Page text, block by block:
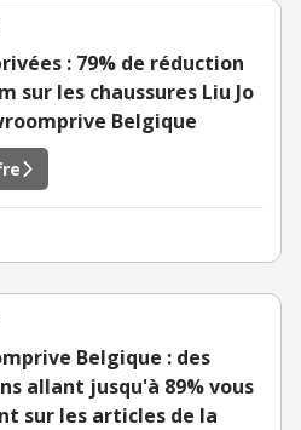
: 79% de réduction
sur les chaussures Liu Jo
Belgique
Belgique : des
allant jusqu'à 89% vous
sur les articles de la